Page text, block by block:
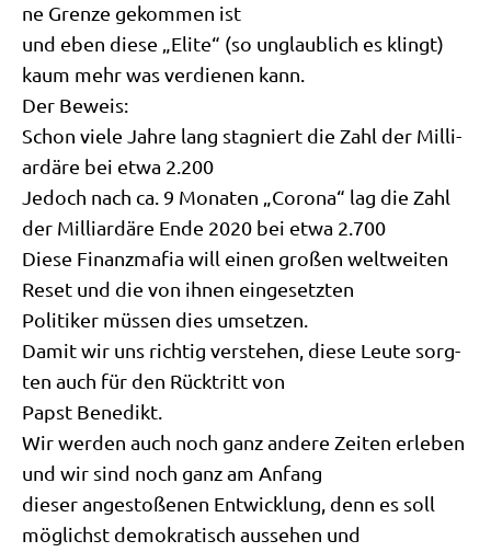
ne Gren­ze gekom­men ist
und eben die­se „Eli­te“ (so unglaub­lich es klingt)
kaum mehr was ver­die­nen kann.
Der Beweis:
Schon vie­le Jah­re lang sta­gniert die Zahl der Mil­li­
ar­dä­re bei etwa 2.200
Jedoch nach ca. 9 Mona­ten „Coro­na“ lag die Zahl
der Mil­li­ar­dä­re Ende 2020 bei etwa 2.700
Die­se Finanz­ma­fia will einen gro­ßen welt­wei­ten
Reset und die von ihnen eingesetzten
Poli­ti­ker müs­sen dies umsetzen.
Damit wir uns rich­tig ver­ste­hen, die­se Leu­te sorg­
ten auch für den Rück­tritt von
Papst Benedikt.
Wir wer­den auch noch ganz ande­re Zei­ten erle­ben
und wir sind noch ganz am Anfang
die­ser ange­sto­ße­nen Ent­wick­lung, denn es soll
mög­lichst demo­kra­tisch aus­se­hen und